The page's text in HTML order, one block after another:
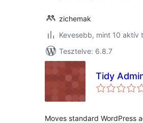
zichemak
Kevesebb, mint 10 aktív
Tesztelve: 6.8.7
Tidy
Moves standard WordPress